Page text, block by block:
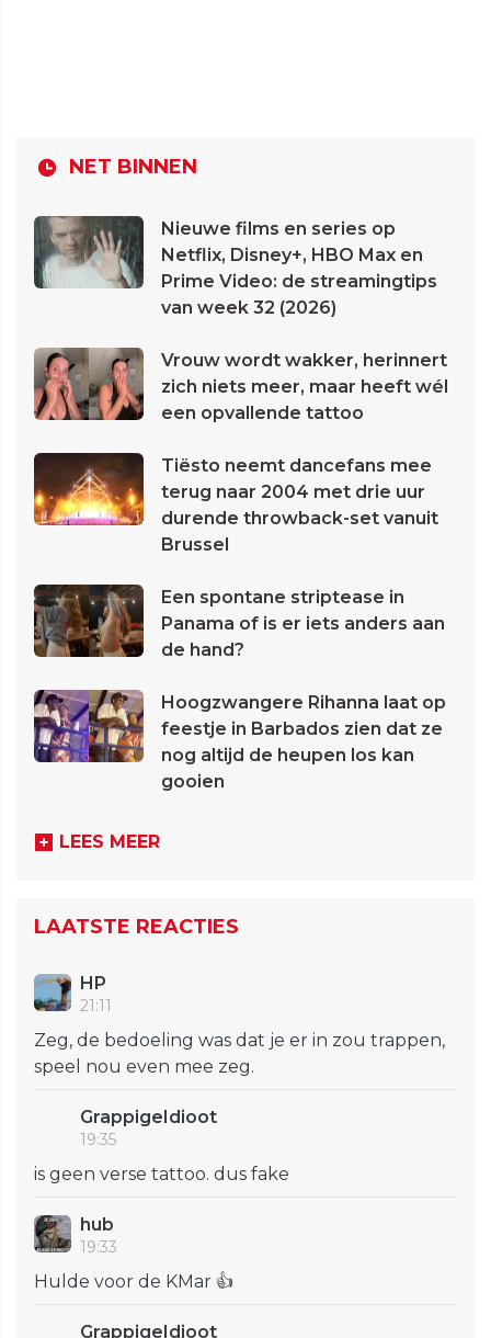
NET BINNEN
Nieuwe films en series op
Netflix, Disney+, HBO Max en
Prime Video: de streamingtips
van week 32 (2026)
Vrouw wordt wakker, herinnert
zich niets meer, maar heeft wél
een opvallende tattoo
Tiësto neemt dancefans mee
terug naar 2004 met drie uur
durende throwback-set vanuit
Brussel
Een spontane striptease in
Panama of is er iets anders aan
de hand?
Hoogzwangere Rihanna laat op
feestje in Barbados zien dat ze
nog altijd de heupen los kan
gooien
LEES MEER
LAATSTE REACTIES
HP
21:11
Zeg, de bedoeling was dat je er in zou trappen,
speel nou even mee zeg.
GrappigeIdioot
19:35
is geen verse tattoo. dus fake
hub
19:33
Hulde voor de KMar 👍
GrappigeIdioot